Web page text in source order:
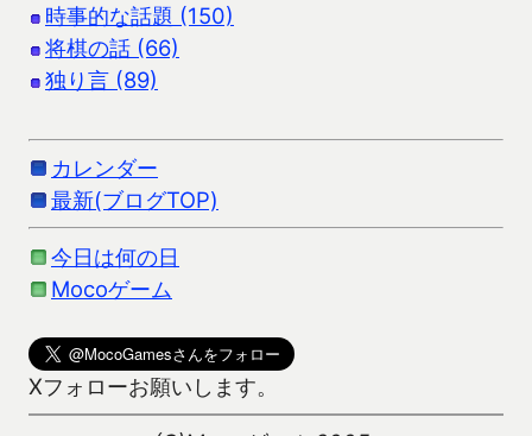
時事的な話題 (150)
将棋の話 (66)
独り言 (89)
カレンダー
最新(ブログTOP)
今日は何の日
Mocoゲーム
Xフォローお願いします。